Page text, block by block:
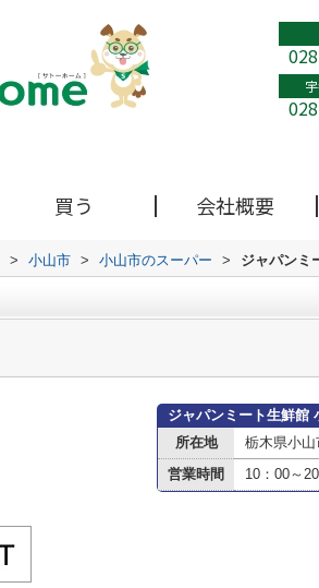
買う 会社概要
> 小山市 > 小山市のスーパー > ジャパンミ
ジャパンミート生鮮館
所在地
栃木県小
営業時間 10：00～